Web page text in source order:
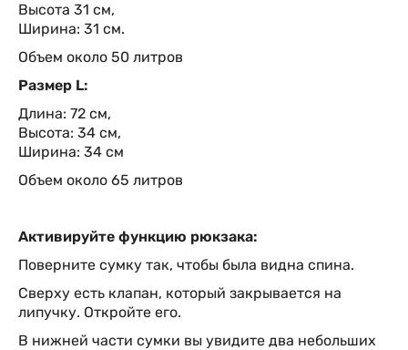
Высота 31 см,
Ширина: 31 см.
Объем около 50 литров
Размер L:
Длина: 72 см,
Высота: 34 см,
Ширина: 34 см
Объем около 65 литров
Активируйте функцию рюкзака:
Поверните сумку так, чтобы была видна спина.
Сверху есть клапан, который закрывается на
липучку. Откройте его.
В нижней части сумки вы увидите два небольших